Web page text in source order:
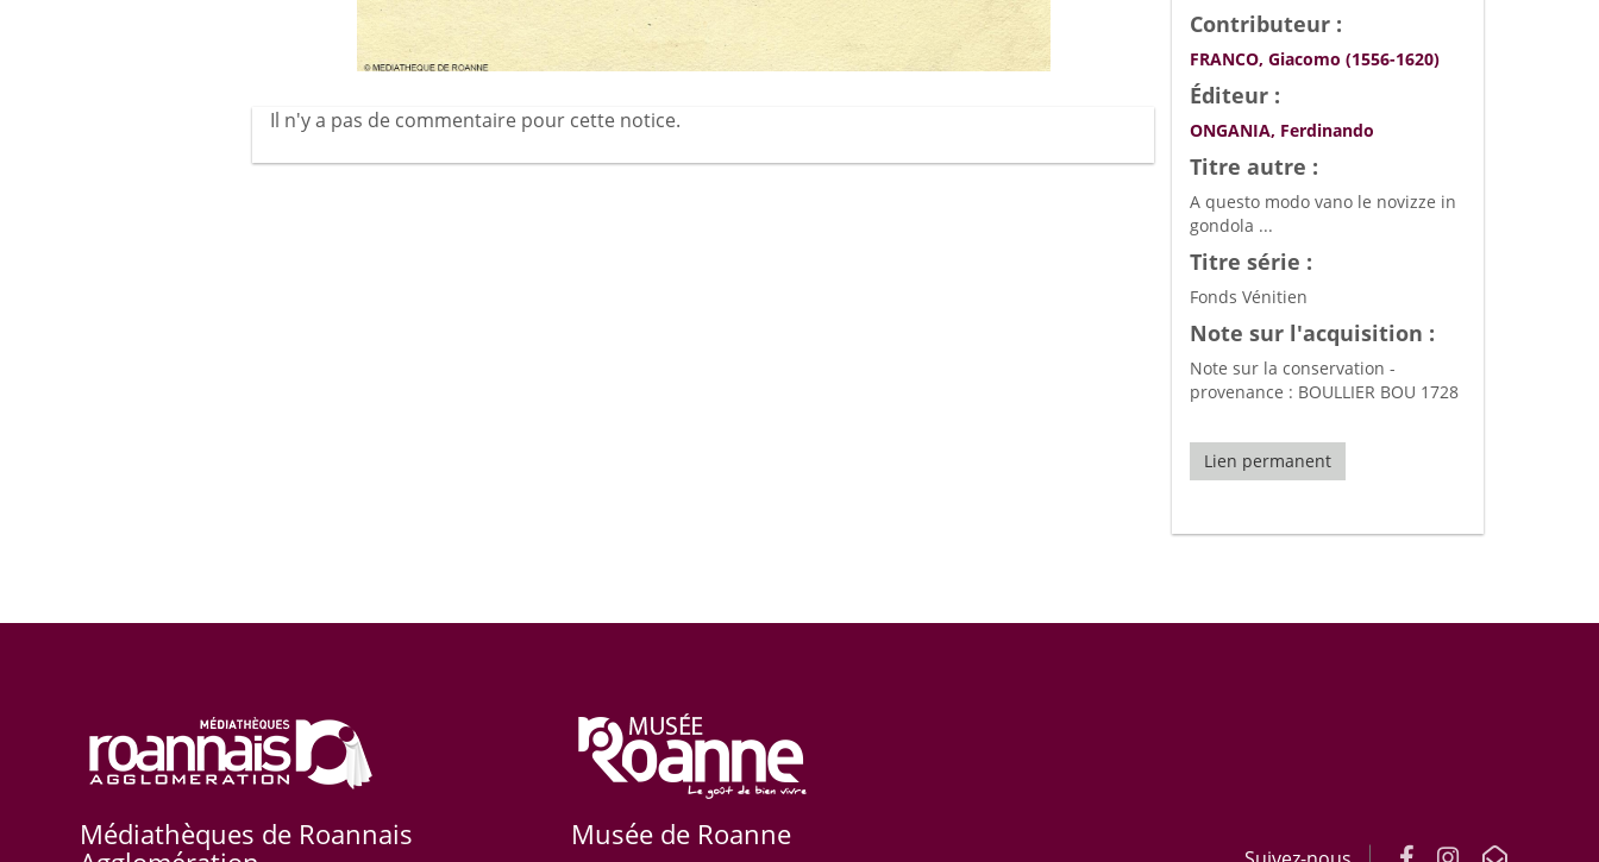
Il n'y a pas de commentaire pour cette notice.
Contributeur :
FRANCO, Giacomo (1556-1620)
Éditeur :
ONGANIA, Ferdinando
Titre autre :
A questo modo vano le novizze in
gondola ...
Titre série :
Fonds Vénitien
Note sur l'acquisition :
Note sur la conservation -
provenance : BOULLIER BOU 1728
Lien permanent
Médiathèques de Roannais
Musée de Roanne